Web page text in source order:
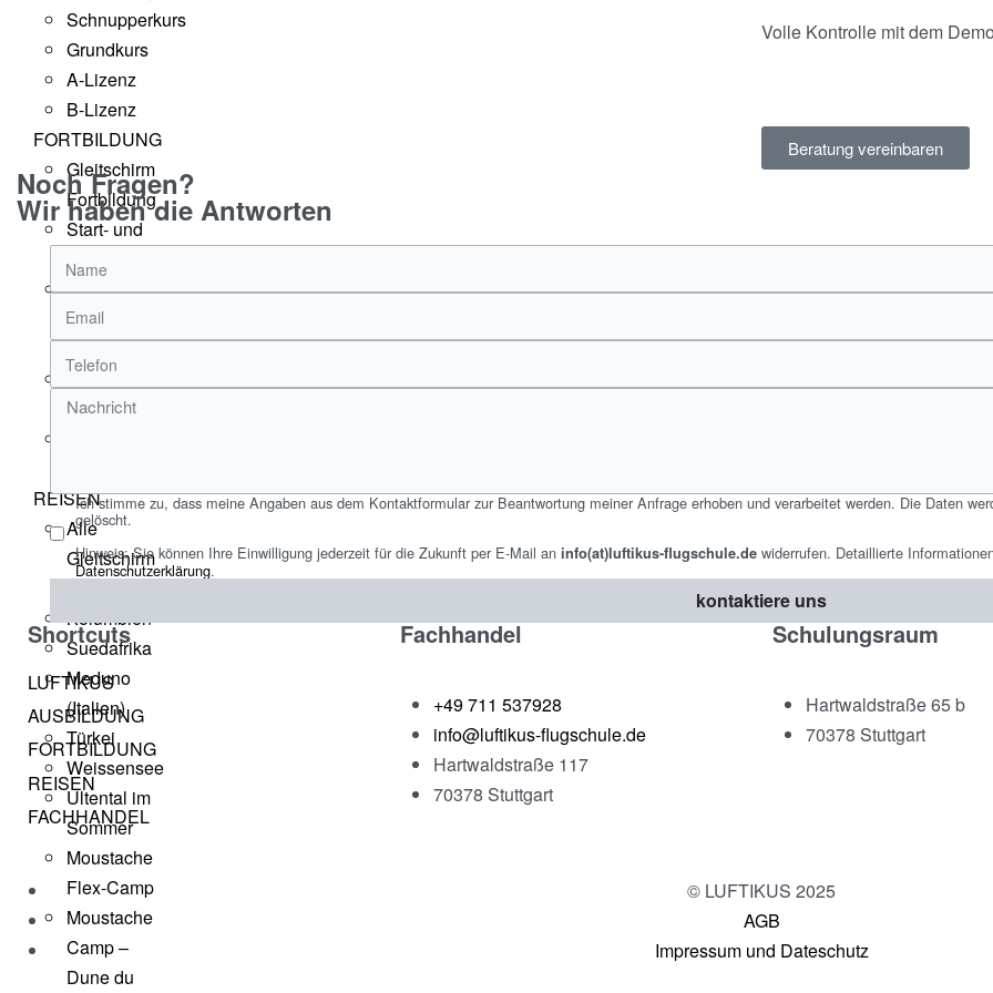
Schnupperkurs
Grundkurs
A-Lizenz
B-Lizenz
FORTBILDUNG
Gleitschirm
Fortbildung
Start- und
Landetraining
Thermik-
und
Streckenflugseminar
Gleitschirm
Sicherheitstraining
REISEN
Alle
Gleitschirm
Kolumbien
Suedafrika
Meduno
(Italien)
Türkei
Weissensee
Ultental im
Sommer
Moustache
Flex-Camp
Moustache
Camp –
Dune du
Volle Kontrolle mit dem
Beratung vereinbaren
Noch Fragen?
Wir haben die Antworten
Ich stimme zu, dass meine Angaben aus dem Kontaktformular zur Beantwortung meiner Anfrage erhoben und verarbeitet werden. Die Daten
gelöscht.
Hinweis: Sie können Ihre Einwilligung jederzeit für die Zukunft per E-Mail an info(at)luftikus-flugschule.de widerrufen. Detaillierte
Datenschutzerklärung.
kontaktiere uns
Shortcuts
LUFTIKUS
AUSBILDUNG
FORTBILDUNG
REISEN
FACHHANDEL
Fachhandel
+49 711 537928
info@luftikus-flugschule.de
Hartwaldstraße 117
70378 Stuttgart
Schulungsraum
Hartwaldstraße 65 b
70378 Stuttgart
© LUFTIKUS 2025
AGB
Impressum und Dateschutz